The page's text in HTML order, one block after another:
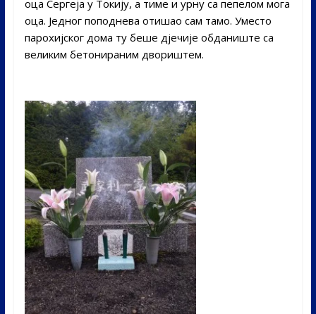
оца Сергеја у Токију, а тиме и урну са пепелом мога
оца. Једног поподнева отишао сам тамо. Уместо
парохијског дома ту беше дјечије обданиште са
великим бетонираним двориштем.